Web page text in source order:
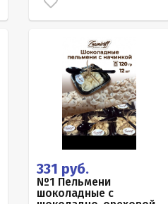
331 руб.
№1 Пельмени
шоколадные с